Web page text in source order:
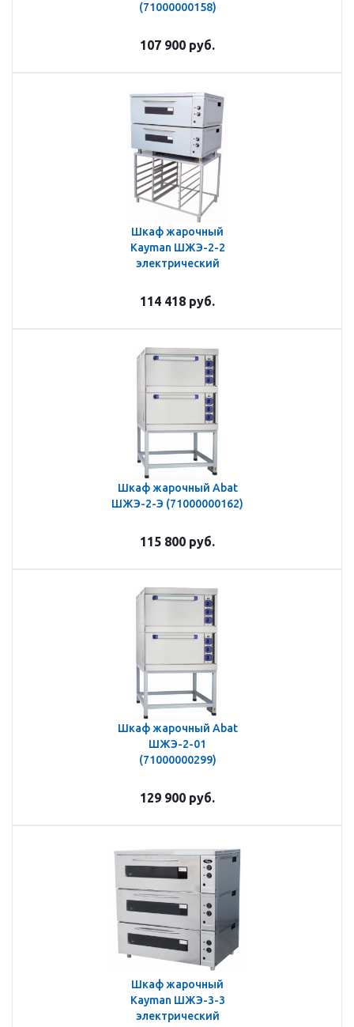
(71000000158)
107 900 руб.
Шкаф жарочный
Kayman ШЖЭ-2-2
электрический
114 418 руб.
Шкаф жарочный Abat
ШЖЭ-2-Э (71000000162)
115 800 руб.
Шкаф жарочный Abat
ШЖЭ-2-01
(71000000299)
129 900 руб.
Шкаф жарочный
Kayman ШЖЭ-3-3
электрический